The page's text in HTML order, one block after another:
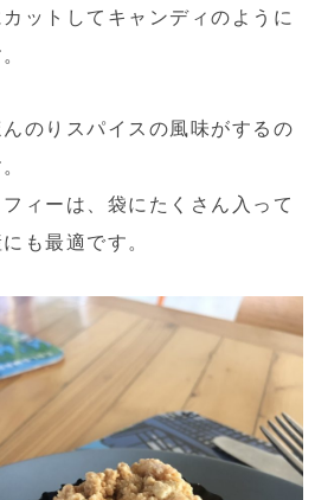
ットしてキャンディのように
のりスパイスの風味がするの
ィーは、袋にたくさん入って
も最適です。